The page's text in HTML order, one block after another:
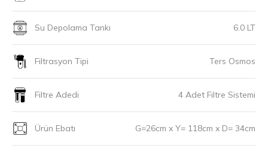
Su Depolama Tankı 6.0 LT
Filtrasyon Tipi Ters Osmos
Filtre Adedi 4 Adet Filtre Sistemi
Ürün Ebatı G=26cm x Y= 118cm x D= 34cm